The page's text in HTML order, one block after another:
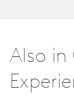
Also in